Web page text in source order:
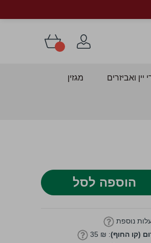
יין ואביזרים מגזין
הוספה לסל
נוספת
(קו החוף): ₪ 35